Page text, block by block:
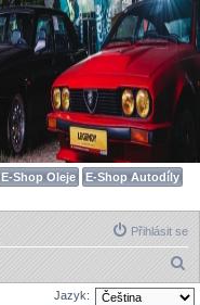
E-Shop Oleje
E-Shop Autodíly
Přihlásit se
l
Jazyk: